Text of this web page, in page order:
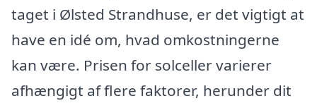
taget i Ølsted Strandhuse, er det vigtigt at
have en idé om, hvad omkostningerne
kan være. Prisen for solceller varierer
afhængigt af flere faktorer, herunder dit